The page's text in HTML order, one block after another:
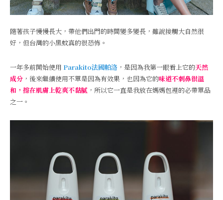
隨著孩子慢慢長大，帶他們出門的時間變多變長，雖說接觸大自然很
好，但台灣的小黑蚊真的很恐怖。
一年多前開始使用 Parakito法國帕洛 ，是因為我第一眼看上它的天然
成分 ，後來繼續使用不單是因為有效果，也因為它的味道不刺鼻很溫
和，擦在肌膚上乾爽不黏膩 ，所以它一直是我放在媽媽包裡的必帶單品
之一。